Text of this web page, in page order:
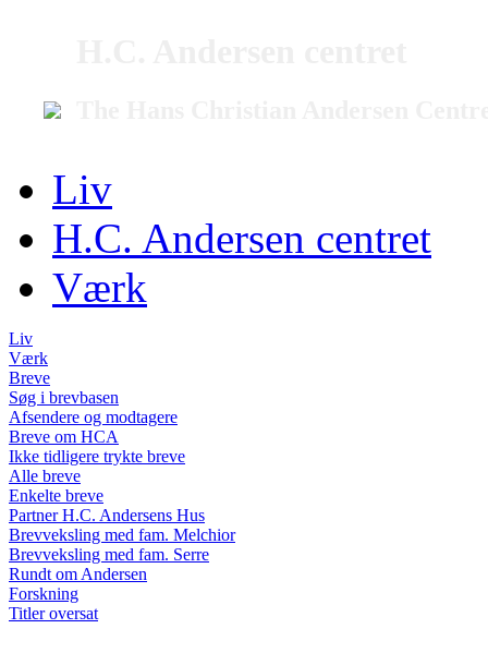
Liv
H.C. Andersen centret
Værk
Liv
Værk
Breve
Søg i brevbasen
Afsendere og modtagere
Breve om HCA
Ikke tidligere trykte breve
Alle breve
Enkelte breve
Partner H.C. Andersens Hus
Brevveksling med fam. Melchior
Brevveksling med fam. Serre
Rundt om Andersen
Forskning
Titler oversat